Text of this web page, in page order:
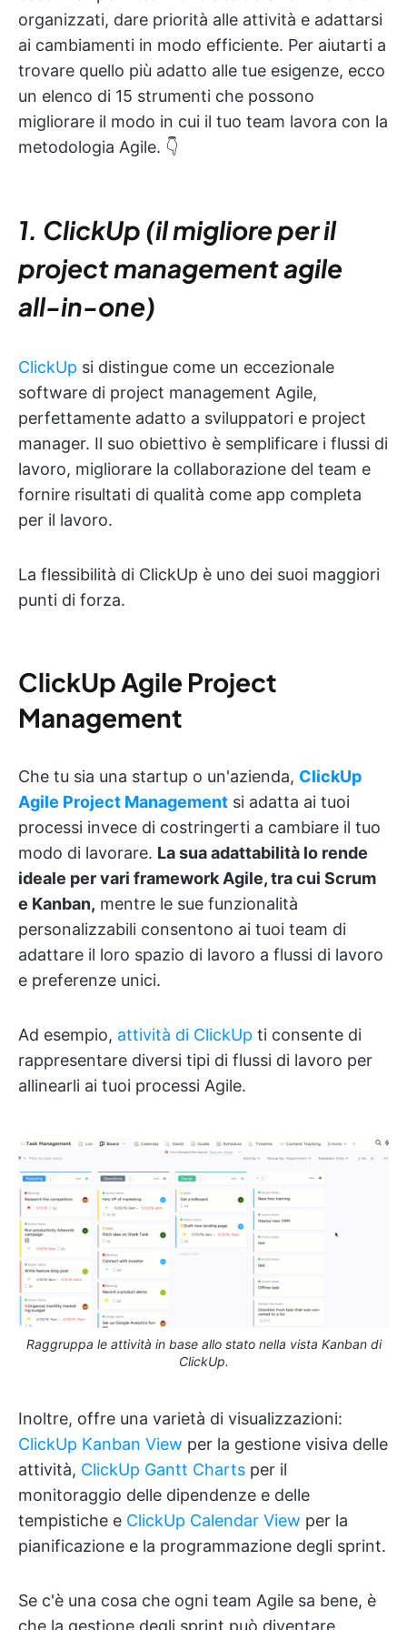
organizzati, dare priorità alle attività e adattarsi
ai cambiamenti in modo efficiente. Per aiutarti a
trovare quello più adatto alle tue esigenze, ecco
un elenco di 15 strumenti che possono
migliorare il modo in cui il tuo team lavora con la
metodologia Agile. 👇
1. ClickUp (il migliore per il
project management agile
all-in-one)
ClickUp si distingue come un eccezionale
software di project management Agile,
perfettamente adatto a sviluppatori e project
manager. Il suo obiettivo è semplificare i flussi di
lavoro, migliorare la collaborazione del team e
fornire risultati di qualità come app completa
per il lavoro.
La flessibilità di ClickUp è uno dei suoi maggiori
punti di forza.
ClickUp Agile Project
Management
Che tu sia una startup o un'azienda, ClickUp
Agile Project Management si adatta ai tuoi
processi invece di costringerti a cambiare il tuo
modo di lavorare. La sua adattabilità lo rende
ideale per vari framework Agile, tra cui Scrum
e Kanban, mentre le sue funzionalità
personalizzabili consentono ai tuoi team di
adattare il loro spazio di lavoro a flussi di lavoro
e preferenze unici.
Ad esempio, attività di ClickUp ti consente di
rappresentare diversi tipi di flussi di lavoro per
allinearli ai tuoi processi Agile.
Raggruppa le attività in base allo stato nella vista Kanban di
ClickUp.
Inoltre, offre una varietà di visualizzazioni:
ClickUp Kanban View per la gestione visiva delle
attività, ClickUp Gantt Charts per il
monitoraggio delle dipendenze e delle
tempistiche e ClickUp Calendar View per la
pianificazione e la programmazione degli sprint.
Se c'è una cosa che ogni team Agile sa bene, è
che la gestione degli sprint può diventare